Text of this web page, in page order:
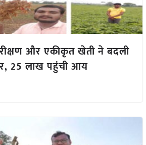
और एकीकृत खेती ने बदली
25 लाख पहुंची आय